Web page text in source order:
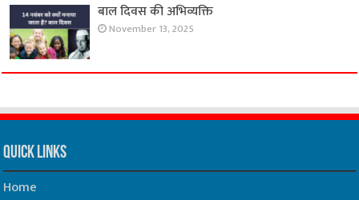
बाल दिवस की अभिव्यक्ति
November 13, 2025
Quick Links
Home